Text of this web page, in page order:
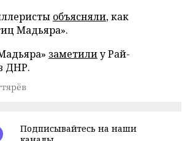
объясняли, как
Мадьяра».
заметилиу Рай-
ДНР.
Подписывайтесь на наши